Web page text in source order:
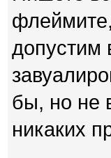
допустим
бы, но не
никаких